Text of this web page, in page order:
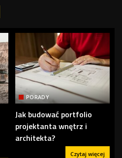
PORADY
Jak budować portfolio
projektanta wnętrz i
architekta?
Czytaj więcej